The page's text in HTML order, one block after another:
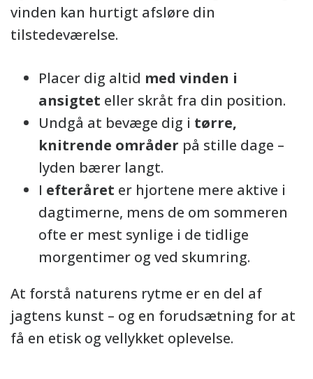
vinden kan hurtigt afsløre din
tilstedeværelse.
Placer dig altid med vinden i
ansigtet eller skråt fra din position.
Undgå at bevæge dig i tørre,
knitrende områder på stille dage –
lyden bærer langt.
I efteråret er hjortene mere aktive i
dagtimerne, mens de om sommeren
ofte er mest synlige i de tidlige
morgentimer og ved skumring.
At forstå naturens rytme er en del af
jagtens kunst – og en forudsætning for at
få en etisk og vellykket oplevelse.